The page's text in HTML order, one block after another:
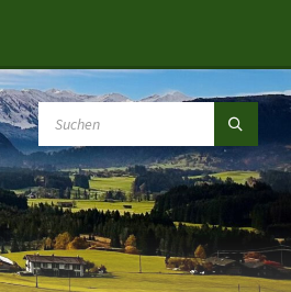
SEARCH: